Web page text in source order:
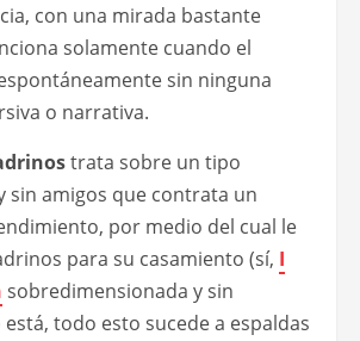
con una mirada bastante
solamente cuando el
sin ninguna
o narrativa.
trata sobre un tipo
sin amigos que contrata un
por medio del cual le
para su casamiento (sí, I
sobredimensionada y sin
está, todo esto sucede a espaldas